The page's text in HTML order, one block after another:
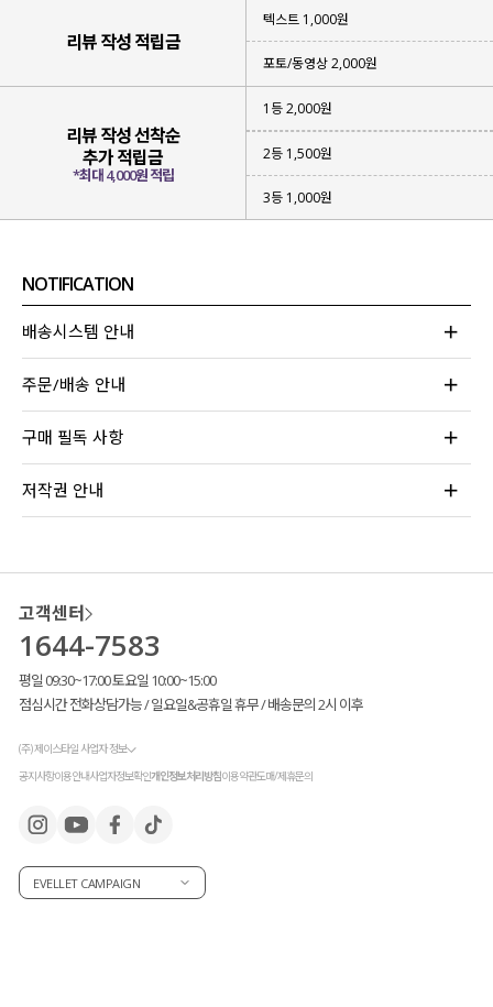
리뷰 작성 적립금
텍스트 1,000원
포토/동영상 2,000원
리뷰 작성 선착순
추가 적립금
*최대 4,000원 적립
1등 2,000원
2등 1,500원
3등 1,000원
NOTIFICATION
배송시스템 안내
주문/배송 안내
구매 필독 사항
저작권 안내
고객센터
1644-7583
평일 09:30~17:00 토요일 10:00~15:00
점심시간 전화상담가능 / 일요일&공휴일 휴무 / 배송문의 2시 이후
(주) 제이스타일 사업자 정보
공지사항이용안내사업자정보확인개인정보처리방침이용약관도매/제휴문의
EVELLET CAMPAIGN